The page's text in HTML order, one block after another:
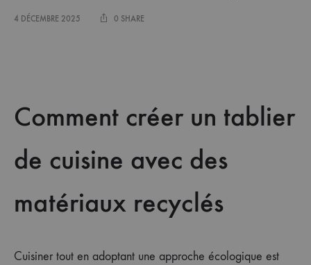
4 DÉCEMBRE 2025 0 SHARE
Comment créer un tablier
de cuisine avec des
matériaux recyclés
Cuisiner tout en adoptant une approche écologique est